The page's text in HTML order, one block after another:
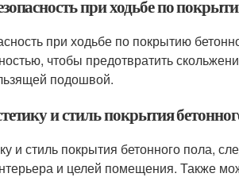
при ходьбе по
при ходьбе по покрытию
чтобы предотвратить
подошвой.
и стиль покрытия
и стиль покрытия бетонного пола,
и целей помещения. Также